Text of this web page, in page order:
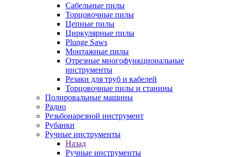
Сабельные пилы
Торцовочные пилы
Цепные пилы
Циркулярные пилы
Plunge Saws
Монтажные пилы
Отрезные многофункциональные
инструменты
Резаки для труб и кабелей
Торцовочные пилы и станины
Полировальные машины
Радио
Резьбонарезной инструмент
Рубанки
Ручные инструменты
Назад
Ручные инструменты